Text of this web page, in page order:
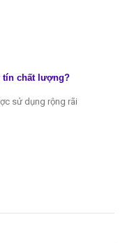
tín chất lượng?
sử dụng rộng rãi